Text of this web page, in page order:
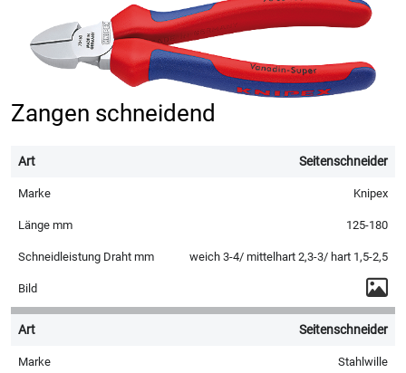
Zangen schneidend
Seitenschneider
Knipex
125-180
weich 3-4/ mittelhart 2,3-3/ hart 1,5-2,5
Seitenschneider
Stahlwille